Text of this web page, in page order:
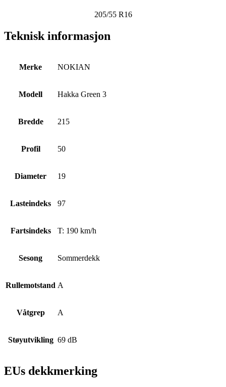
205/55 R16
Teknisk informasjon
Merke NOKIAN
Modell Hakka Green 3
Bredde 215
Profil 50
Diameter 19
Lasteindeks 97
Fartsindeks T: 190 km/h
Sesong Sommerdekk
Rullemotstand A
Våtgrep A
Støyutvikling 69 dB
EUs dekkmerking